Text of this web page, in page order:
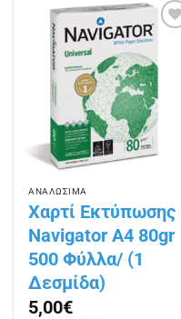
Πρόσθήκη
λίστα
επιθυμιών
ΑΝΑΛΩΣΙΜΑ
Χαρτί Εκτύπωσης
Navigator Α4 80gr
500 Φύλλα/ (1
Δεσμίδα)
5,00€